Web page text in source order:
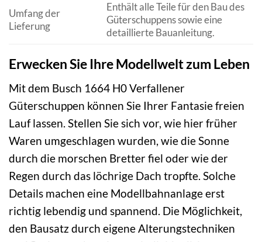
Umfang der
Lieferung
Enthält alle Teile für den Bau des
Güterschuppens sowie eine
detaillierte Bauanleitung.
Erwecken Sie Ihre Modellwelt zum Leben
Mit dem Busch 1664 H0 Verfallener
Güterschuppen können Sie Ihrer Fantasie freien
Lauf lassen. Stellen Sie sich vor, wie hier früher
Waren umgeschlagen wurden, wie die Sonne
durch die morschen Bretter fiel oder wie der
Regen durch das löchrige Dach tropfte. Solche
Details machen eine Modellbahnanlage erst
richtig lebendig und spannend. Die Möglichkeit,
den Bausatz durch eigene Alterungstechniken